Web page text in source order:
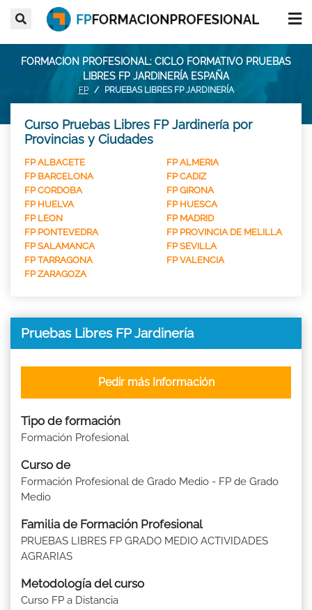
FORMACION PROFESIONAL: CICLO FORMATIVO PRUEBAS
LIBRES FP JARDINERÍA ESPAÑA
FP PRUEBAS LIBRES FP JARDINERÍA
Curso Pruebas Libres FP Jardinería por
Provincias y Ciudades
FP ALBACETE
FP ALMERIA
FP BARCELONA
FP CADIZ
FP CORDOBA
FP GIRONA
FP HUELVA
FP HUESCA
FP LEON
FP MADRID
FP PONTEVEDRA
FP PROVINCIA DE MELILLA
FP SALAMANCA
FP SEVILLA
FP TARRAGONA
FP VALENCIA
FP ZARAGOZA
Pruebas Libres FP Jardinería
Tipo de formación
Formación Profesional
Curso de
Formación Profesional de Grado Medio - FP de Grado
Medio
Familia de Formación Profesional
PRUEBAS LIBRES FP GRADO MEDIO ACTIVIDADES
AGRARIAS
Metodología del curso
Curso FP a Distancia
Pedir más Información